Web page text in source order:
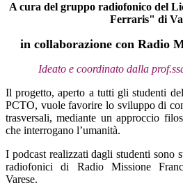
A cura del gruppo radiofonico del
Ferraris" di
in collaborazione con Radio
Ideato e coordinato dalla
Il progetto, aperto a tutti gli studenti
PCTO, vuole favorire lo sviluppo di
trasversali, mediante un approccio
che interrogano l’umanità.
I podcast realizzati dagli studenti sono
radiofonici di Radio Missione
Varese.